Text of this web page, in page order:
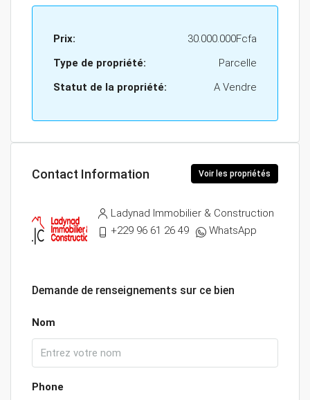
Prix:
30.000.000Fcfa
Type de propriété:
Parcelle
Statut de la propriété:
A Vendre
Contact Information Voir les propriétés
Ladynad Immobilier & Construction
+229 96 61 26 49
WhatsApp
Demande de renseignements sur ce bien
Nom
Phone